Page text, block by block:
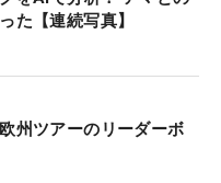
た【連続写真】
州ツアーのリーダーボ